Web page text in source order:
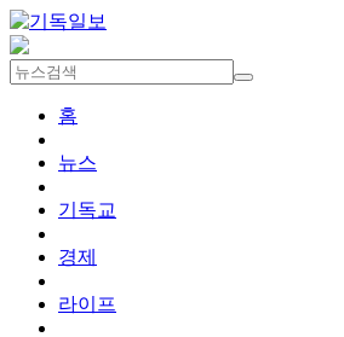
홈
뉴스
기독교
경제
라이프